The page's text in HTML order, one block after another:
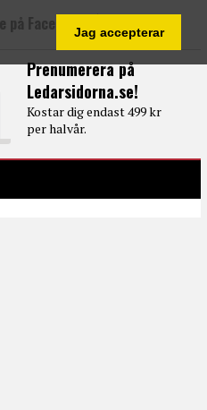
Jag accepterar
Prenumerera på
Ledarsidorna.se!
Kostar dig endast 499 kr
per halvår.
på Facebook